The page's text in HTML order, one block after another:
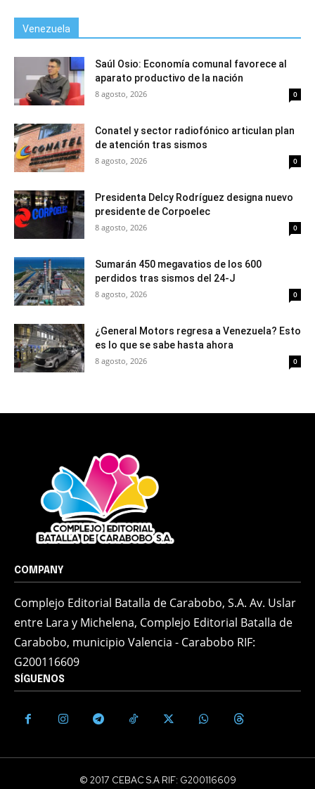
Venezuela
Saúl Osio: Economía comunal favorece al
aparato productivo de la nación
8 agosto, 2026 0
Conatel y sector radiofónico articulan plan
de atención tras sismos
8 agosto, 2026 0
Presidenta Delcy Rodríguez designa nuevo
presidente de Corpoelec
8 agosto, 2026 0
Sumarán 450 megavatios de los 600
perdidos tras sismos del 24-J
8 agosto, 2026 0
¿General Motors regresa a Venezuela? Esto
es lo que se sabe hasta ahora
8 agosto, 2026 0
COMPANY
Complejo Editorial Batalla de Carabobo, S.A. Av. Uslar
entre Lara y Michelena, Complejo Editorial Batalla de
Carabobo, municipio Valencia - Carabobo RIF:
G200116609
SÍGUENOS
© 2017 CEBAC S.A RIF: G200116609